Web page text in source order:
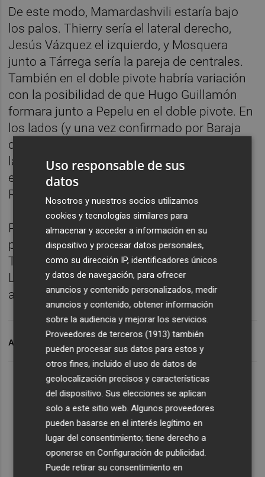
De este modo, Mamardashvili estaría bajo
los palos. Thierry sería el lateral derecho,
Jesús Vázquez el izquierdo, y Mosquera
junto a Tárrega sería la pareja de centrales.
También en el doble pivote habría variación
con la posibilidad de que Hugo Guillamón
formara junto a Pepelu en el doble pivote. En
los lados (y una vez confirmado por Baraja
que Canós no llega), Diego López entraria en
la derecha y Luis Rioja a a izquierda. Arriba,
estaría Hugo Duro, tal vez acompañado por
Rafa Mir.
Por tanto el once previsible sería el formado
por Mamardashvili; Thierry, Mosquera,
Tárrega o Yarek y Jesús Vázquez. Diego
López, Guillamón, Pepelu y Luis Rioja; y
arriba Hugo Duro y Rafa Mir.
ARCHIVADO EN
Uso responsable de sus
datos
Nosotros y nuestros socios utilizamos
cookies y tecnologías similares para
almacenar y acceder a información en su
dispositivo y procesar datos personales,
como su dirección IP, identificadores únicos
y datos de navegación, para ofrecer
anuncios y contenido personalizados, medir
anuncios y contenido, obtener información
sobre la audiencia y mejorar los servicios.
Proveedores de terceros (1913) también
pueden procesar sus datos para estos y
otros fines, incluido el uso de datos de
geolocalización precisos y características
del dispositivo. Sus elecciones se aplican
solo a este sitio web. Algunos proveedores
pueden basarse en el interés legítimo en
lugar del consentimiento; tiene derecho a
oponerse enConfiguración de publicidad
Puede retirar su consentimiento en